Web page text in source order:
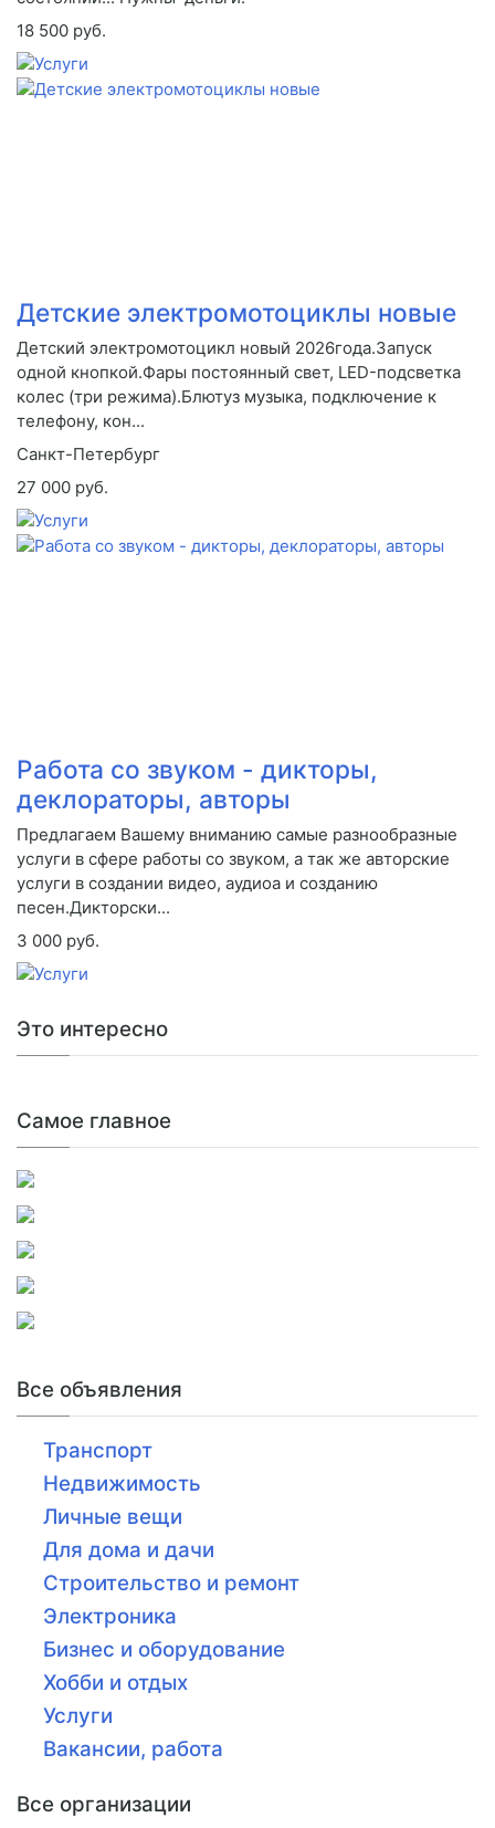
18 500 руб.
Детские электромотоциклы новые
Детский электромотоцикл новый 2026года.Запуск
одной кнопкой.Фары постоянный свет, LED-подсветка
колес (три режима).Блютуз музыка, подключение к
телефону, кон...
Санкт-Петербург
27 000 руб.
Работа со звуком - дикторы,
деклораторы, авторы
Предлагаем Вашему вниманию самые разнообразные
услуги в сфере работы со звуком, а так же авторские
услуги в создании видео, аудиоа и созданию
песен.Дикторски...
3 000 руб.
Это интересно
Самое главное
Все объявления
Транспорт
Недвижимость
Личные вещи
Для дома и дачи
Строительство и ремонт
Электроника
Бизнес и оборудование
Хобби и отдых
Услуги
Вакансии, работа
Все организации